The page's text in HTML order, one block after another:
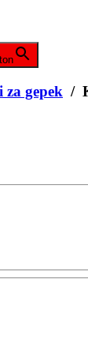
za gepek /